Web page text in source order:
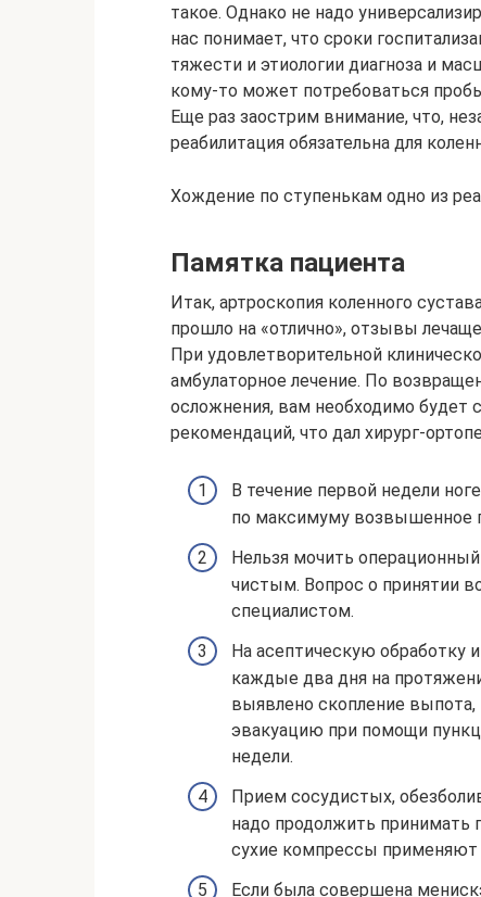
такое. Однако не надо
нас понимает, что сроки
тяжести и этиологии диагноза и
кому-то может потребоваться
Еще раз заострим внимание, что,
реабилитация обязательна для
Хождение по ступенькам одно из
Памятка пациента
Итак, артроскопия коленного
прошло на «отлично», отзывы
При удовлетворительной
амбулаторное лечение. По
осложнения, вам необходимо будет
рекомендаций, что дал хирург-
В течение первой недели
по максимуму возвышенное
Нельзя мочить
чистым. Вопрос о принятии
специалистом.
На асептическую обработку
каждые два дня на
выявлено скопление
эвакуацию при помощи
недели.
Прием сосудистых,
надо продолжить принимать
сухие компрессы применяют
Если была совершена